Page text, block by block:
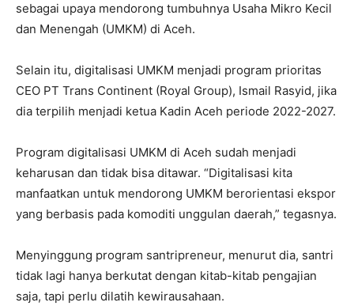
sebagai upaya mendorong tumbuhnya Usaha Mikro Kecil
dan Menengah (UMKM) di Aceh.
Selain itu, digitalisasi UMKM menjadi program prioritas
CEO PT Trans Continent (Royal Group), Ismail Rasyid, jika
dia terpilih menjadi ketua Kadin Aceh periode 2022-2027.
Program digitalisasi UMKM di Aceh sudah menjadi
keharusan dan tidak bisa ditawar. “Digitalisasi kita
manfaatkan untuk mendorong UMKM berorientasi ekspor
yang berbasis pada komoditi unggulan daerah,” tegasnya.
Menyinggung program santripreneur, menurut dia, santri
tidak lagi hanya berkutat dengan kitab-kitab pengajian
saja, tapi perlu dilatih kewirausahaan.